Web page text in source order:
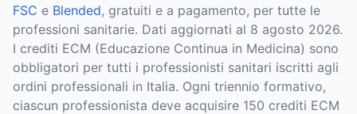
FSC e Blended, gratuiti e a pagamento, per tutte le
professioni sanitarie. Dati aggiornati al 8 agosto 2026.
I crediti ECM (Educazione Continua in Medicina) sono
obbligatori per tutti i professionisti sanitari iscritti agli
ordini professionali in Italia. Ogni triennio formativo,
ciascun professionista deve acquisire 150 crediti ECM